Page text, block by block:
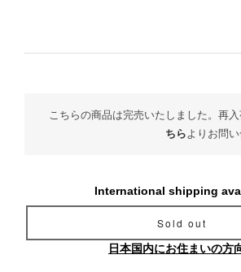
こちらの商品は完売いたしました。再
ちらよりお問い
International shipping
Sold out
日本国内にお住まいの方